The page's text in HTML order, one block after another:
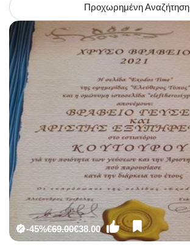
Προχωρημένη Αναζήτηση
-45%€69.00€38.00